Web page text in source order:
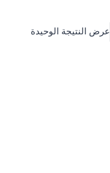
عرض النتيجة الوحيدة